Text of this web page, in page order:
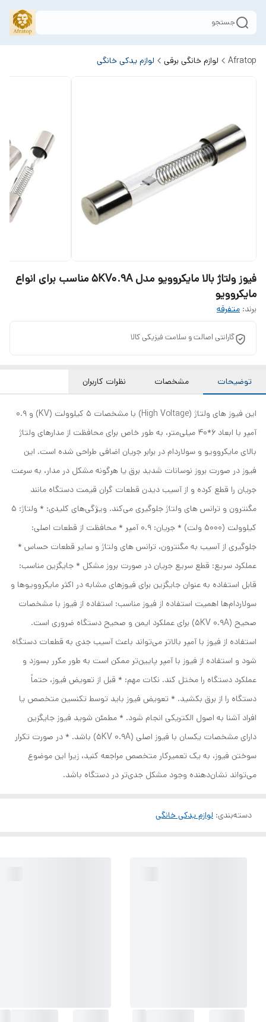
جستجو
Afratop لوازم خانگی برقی لوازم یدکی خانگی
فیوز ولتاژ بالا مایکروویو مدل 5KV0.9A مناسب برای انواع
مایکروویو
برند: متفرقه
گارانتی اصالت و سلامت فیزیکی کالا
توضیحات مشخصات نظرات کاربران
این فیوز های ولتاژ (High Voltage) با مشخصات 5 کیلوولت (KV) و 0.9
آمپر با ابعاد 6*40 میلی‌متر، به طور خاص برای محافظت از مدارهای ولتاژ
بالای مایکروویو و سولاردام در برابر جریان اضافی طراحی شده است. این
فیوز در صورت بروز نوسانات شدید برق یا هرگونه مشکل در مدار، به سرعت
جریان را قطع کرده و از آسیب دیدن قطعات گران قیمت دستگاه مانند
مگنترون و ترانس های ولتاژ جلوگیری می‌کند. ویژگی‌های کلیدی: * ولتاژ: 5
کیلوولت (5000 ولت) * جریان: 0.9 آمپر * محافظت از قطعات اصلی:
جلوگیری از آسیب به مگنترون، ترانس های ولتاژ و سایر قطعات حساس *
عملکرد سریع: قطع سریع جریان در صورت بروز مشکل * جایگزین مناسب:
قابل استفاده به عنوان جایگزین برای فیوزهای مشابه در اکثر مایکروویوها و
سولاردام‌ها اهمیت استفاده از فیوز مناسب: استفاده از فیوز با مشخصات
صحیح (5KV 0.9A) برای عملکرد ایمن و صحیح دستگاه ضروری است.
استفاده از فیوز با آمپر بالاتر می‌تواند باعث آسیب جدی به قطعات دستگاه
شود و استفاده از فیوز با آمپر پایین‌تر ممکن است به طور مکرر بسوزد و
عملکرد دستگاه را مختل کند. نکات مهم: * قبل از تعویض فیوز، حتماً
دستگاه را از برق بکشید. * تعویض فیوز باید توسط تکنسین متخصص یا
افراد آشنا به اصول الکتریکی انجام شود. * مطمئن شوید فیوز جایگزین
دارای مشخصات یکسان با فیوز اصلی (5KV 0.9A) باشد. * در صورت تکرار
سوختن فیوز، به یک تعمیرکار متخصص مراجعه کنید، زیرا این موضوع
می‌تواند نشان‌دهنده وجود مشکل جدی‌تر در دستگاه باشد.
دسته‌بندی: لوازم یدکی خانگی